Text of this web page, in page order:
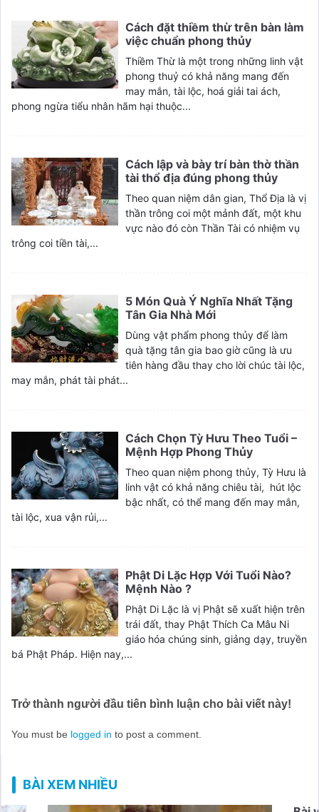
Cách đặt thiềm thừ trên bàn làm
việc chuẩn phong thủy
Thiềm Thừ là một trong những linh vật
phong thuỷ có khả năng mang đến
may mắn, tài lộc, hoá giải tai ách,
phong ngừa tiểu nhân hãm hại thuộc...
Cách lập và bày trí bàn thờ thần
tài thổ địa đúng phong thủy
Theo quan niệm dân gian, Thổ Địa là vị
thần trông coi một mảnh đất, một khu
vực nào đó còn Thần Tài có nhiệm vụ
trông coi tiền tài,...
5 Món Quà Ý Nghĩa Nhất Tặng
Tân Gia Nhà Mới
Dùng vật phẩm phong thủy để làm
quà tặng tân gia bao giờ cũng là ưu
tiên hàng đầu thay cho lời chúc tài lộc,
may mắn, phát tài phát...
Cách Chọn Tỳ Hưu Theo Tuổi –
Mệnh Hợp Phong Thủy
Theo quan niệm phong thủy, Tỳ Hưu là
linh vật có khả năng chiêu tài, hút lộc
bậc nhất, có thể mang đến may mắn,
tài lộc, xua vận rủi,...
Phật Di Lặc Hợp Với Tuổi Nào?
Mệnh Nào ?
Phật Di Lặc là vị Phật sẽ xuất hiện trên
trái đất, thay Phật Thích Ca Mâu Ni
giáo hóa chúng sinh, giảng dạy, truyền
bá Phật Pháp. Hiện nay,...
Trở thành người đầu tiên bình luận cho bài viết này!
You must be logged in to post a comment.
BÀI XEM NHIỀU